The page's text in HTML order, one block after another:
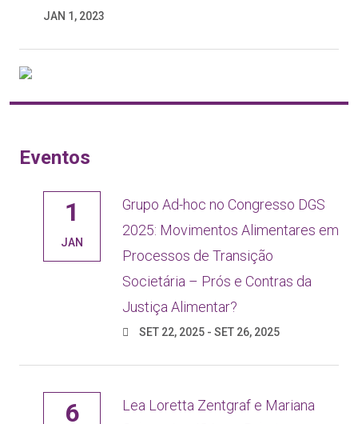
JAN 1, 2023
Eventos
1
JAN
Grupo Ad-hoc no Congresso DGS
2025: Movimentos Alimentares em
Processos de Transição
Societária – Prós e Contras da
Justiça Alimentar?
SET 22, 2025 - SET 26, 2025
6
Lea Loretta Zentgraf e Mariana